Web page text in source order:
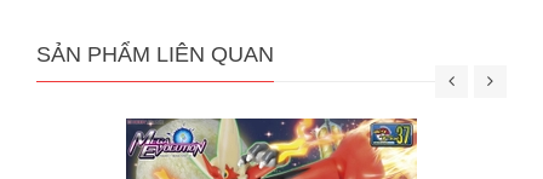
SẢN PHẨM LIÊN QUAN